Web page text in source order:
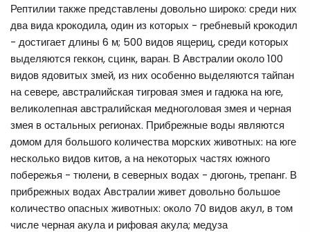
Рептилии также представлены довольно широко: среди них
два вида крокодила, один из которых - гребневый крокодил
- достигает длины 6 м; 500 видов ящериц, среди которых
выделяются геккон, сцинк, варан. В Австралии около 100
видов ядовитых змей, из них особенно выделяются тайпан
на севере, австралийская тигровая змея и гадюка на юге,
великолепная австралийская медноголовая змея и черная
змея в остальных регионах. Прибрежные воды являются
домом для большого количества морских животных: на юге
несколько видов китов, а на некоторых частях южного
побережья - тюлени, в северных водах - дюгонь, трепанг. В
прибрежных водах Австралии живет довольно большое
количество опасных животных: около 70 видов акул, в том
числе черная акула и рифовая акула; медуза